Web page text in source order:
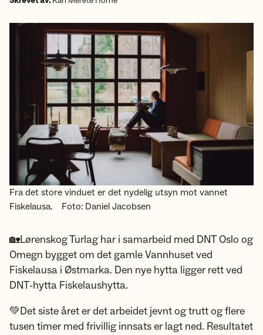
Fra det store vinduet er det nydelig utsyn mot vannet
Fiskelausa.
Foto: Daniel Jacobsen
🏡Lørenskog Turlag har i samarbeid med DNT Oslo og
Omegn bygget om det gamle Vannhuset ved
Fiskelausa i Østmarka. Den nye hytta ligger rett ved
DNT-hytta Fiskelaushytta.
💚Det siste året er det arbeidet jevnt og trutt og flere
tusen timer med frivillig innsats er lagt ned. Resultatet